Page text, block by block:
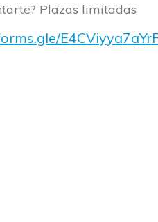
Plazas limitadas